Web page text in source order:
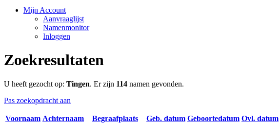
Mijn Account
Aanvraaglijst
Namenmonitor
Inloggen
Zoekresultaten
U heeft gezocht op: Tingen. Er zijn 114 namen gevonden.
Pas zoekopdracht aan
Voornaam Achternaam Begraafplaats Geb. datum Geboortedatum Ovl. datum